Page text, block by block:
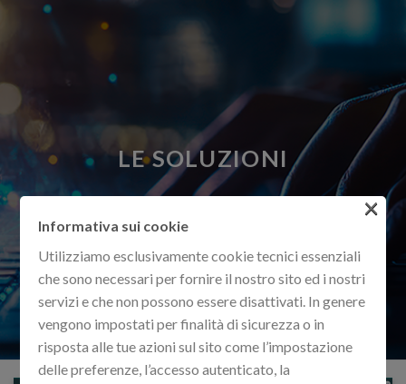
LE SOLUZIONI
Informativa sui cookie
Utilizziamo esclusivamente cookie tecnici essenziali
che sono necessari per fornire il nostro sito ed i nostri
servizi e che non possono essere disattivati. In genere
vengono impostati per finalità di sicurezza o in
risposta alle tue azioni sul sito come l’impostazione
delle preferenze, l’accesso autenticato, la
×